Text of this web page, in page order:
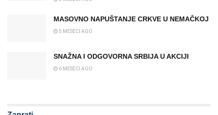
MASOVNO NAPUŠTANJE CRKVE U NEMAČKOJ
5 MESECI AGO
SNAŽNA I ODGOVORNA SRBIJA U AKCIJI
6 MESECI AGO